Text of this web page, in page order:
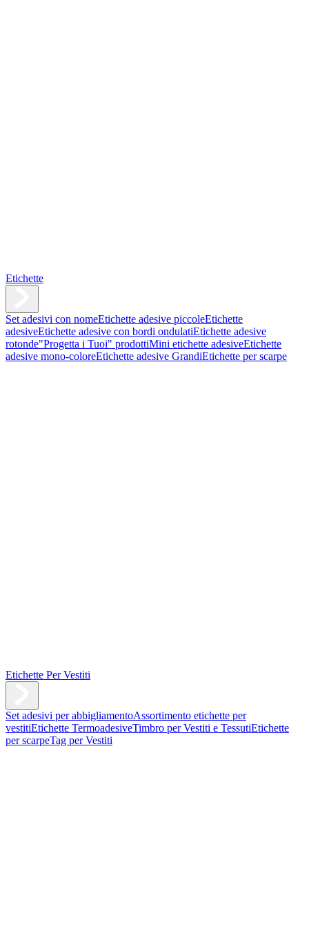
Etichette
Set adesivi con nomeEtichette adesive piccoleEtichette
adesiveEtichette adesive con bordi ondulatiEtichette adesive
rotonde"Progetta i Tuoi" prodottiMini etichette adesiveEtichette
adesive mono-coloreEtichette adesive GrandiEtichette per scarpe
Etichette Per Vestiti
Set adesivi per abbigliamentoAssortimento etichette per
vestitiEtichette TermoadesiveTimbro per Vestiti e TessutiEtichette
per scarpeTag per Vestiti